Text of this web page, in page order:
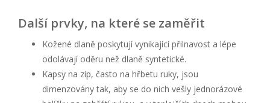
Další prvky, na které se zaměřit
Kožené dlaně poskytují vynikající přilnavost a lépe
odolávají oděru než dlaně syntetické.
Kapsy na zip, často na hřbetu ruky, jsou
dimenzovány tak, aby se do nich vešly jednorázové